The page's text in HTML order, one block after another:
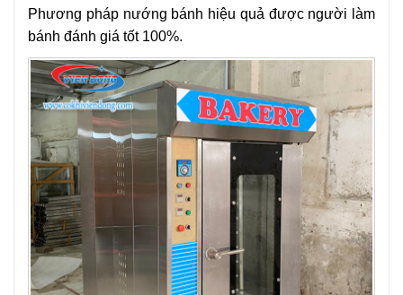
Phương pháp nướng bánh hiệu quả được người làm
bánh đánh giá tốt 100%.